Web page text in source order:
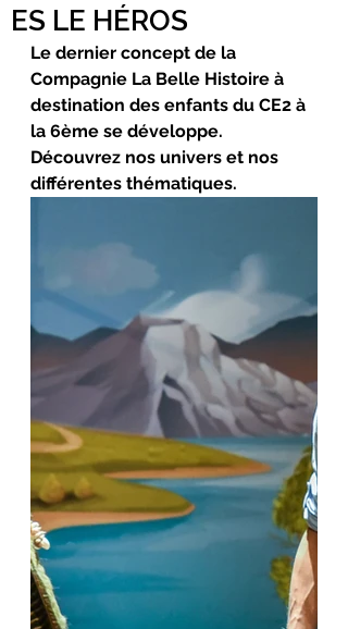
ES LE HÉROS
Le dernier concept de la
Compagnie La Belle Histoire à
destination des enfants du CE2 à
la 6ème se développe.
Découvrez nos univers et nos
différentes thématiques.